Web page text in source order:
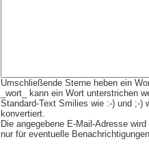
Umschließende Sterne heben ein
_wort_ kann ein Wort unterstrichen
Standard-Text Smilies wie :-) und ;-)
konvertiert.
Die angegebene E-Mail-Adresse
nur für eventuelle